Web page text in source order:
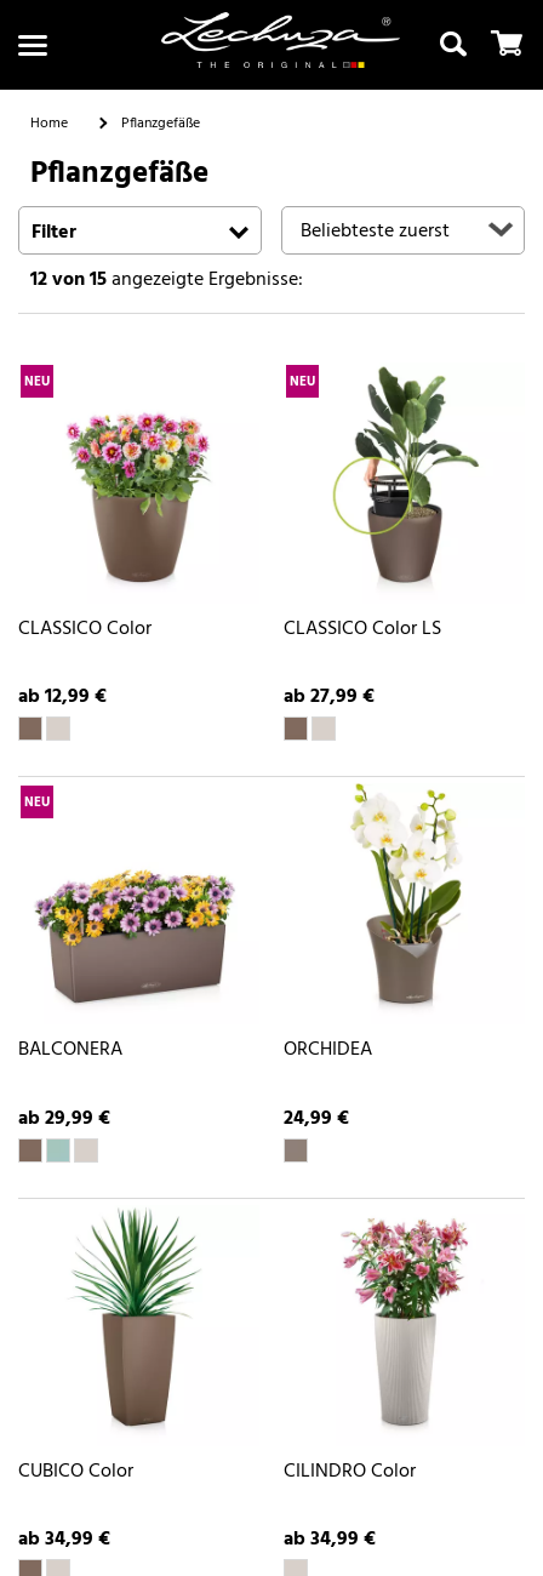
Suchen
Home Pflanzgefäße
Pflanzgefäße
Filter
12von 15angezeigte Ergebnisse:
NEU
CLASSICO Color
ab 12,99 €
NEU
CLASSICO Color LS
ab 27,99 €
NEU
BALCONERA
ab 29,99 €
ORCHIDEA
24,99 €
CUBICO Color
ab 34,99 €
CILINDRO Color
ab 34,99 €